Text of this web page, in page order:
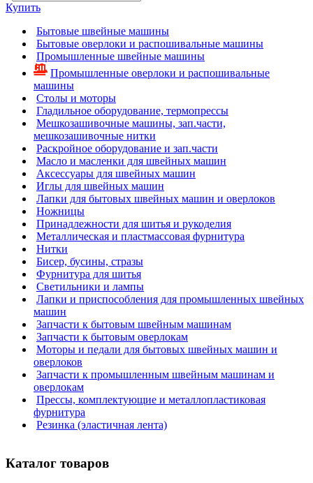
Купить
Бытовые швейные машины
Бытовые оверлоки и распошивальные машины
Промышленные швейные машины
Промышленные оверлоки и распошивальные
машины
Столы и моторы
Гладильное оборудование, термопрессы
Мешкозашивочные машины, зап.части,
мешкозашивочные нитки
Раскройное оборудование и зап.части
Масло и масленки для швейных машин
Аксессуары для швейных машин
Иглы для швейных машин
Лапки для бытовых швейных машин и оверлоков
Ножницы
Принадлежности для шитья и рукоделия
Металлическая и пластмассовая фурнитура
Нитки
Бисер, бусины, стразы
Фурнитура для шитья
Светильники и лампы
Лапки и приспособления для промышленных швейных
машин
Запчасти к бытовым швейным машинам
Запчасти к бытовым оверлокам
Моторы и педали для бытовых швейных машин и
оверлоков
Запчасти к промышленным швейным машинам и
оверлокам
Прессы, комплектующие и металлопластиковая
фурнитура
Резинка (эластичная лента)
Каталог товаров